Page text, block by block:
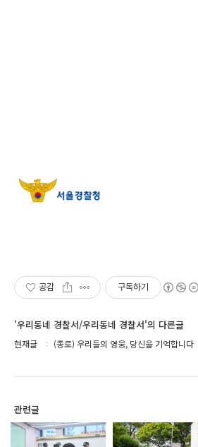
공감 구독하기
'우리동네 경찰서/우리동네 경찰서'의 다른글
현재글 (종로) 우리들의 영웅, 당신을 기억합니다
관련글